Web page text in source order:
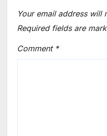
Your email address will
Required fields are
Comment *